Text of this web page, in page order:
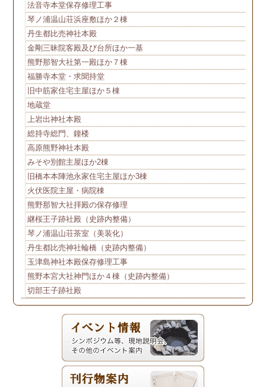
法音寺本堂保存修理工事
琴ノ浦温山荘浜座敷ほか２棟
丹生都比売神社本殿
金剛三昧院客殿及び台所ほか一基
熊野那智大社第一殿ほか７棟
福勝寺本堂・求聞持堂
旧中筋家住宅主屋ほか５棟
地蔵堂
上岩出神社本殿
総持寺総門、鐘楼
高原熊野神社本殿
みそや別館主屋ほか2棟
旧橋本本陣池永家住宅主屋ほか3棟
火伏医院主屋・病院棟
熊野那智大社拝殿の保存修理
継桜王子跡社殿（史跡内整備）
琴ノ浦温山荘茶室（美装化）
丹生都比売神社輪橋（史跡内整備）
玉津島神社本殿保存修理工事
熊野本宮大社神門ほか４棟（史跡内整備）
切部王子跡社殿